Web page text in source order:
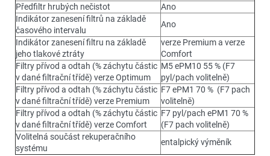
Předfiltr hrubých nečistot
Ano
Indikátor zanesení filtrů na základě
časového intervalu
Ano
Indikátor zanesení filtru na základě
jeho tlakové ztráty
verze Premium a verze
Comfort
Filtry přívod a odtah (% záchytu částic
v dané filtrační třídě) verze Optimum
M5 ePM10 55 % (F7
pyl/pach volitelně)
Filtry přívod a odtah (% záchytu částic
v dané filtrační třídě) verze Premium
F7 ePM1 70 % (F7 pach
volitelně)
Filtry přívod a odtah (% záchytu částic
v dané filtrační třídě) verze Comfort
F7 pyl/pach ePM1 70 %
(F7 pach volitelně)
Volitelná součást rekuperačního
systému
entalpický výměník